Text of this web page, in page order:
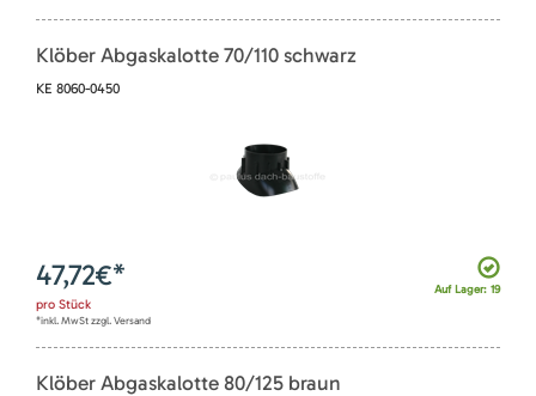
Klöber Abgaskalotte 70/110 schwarz
KE 8060-0450
Auf Lager: 19
47,72€*
pro Stück
*inkl. MwSt zzgl. Versand
Klöber Abgaskalotte 80/125 braun